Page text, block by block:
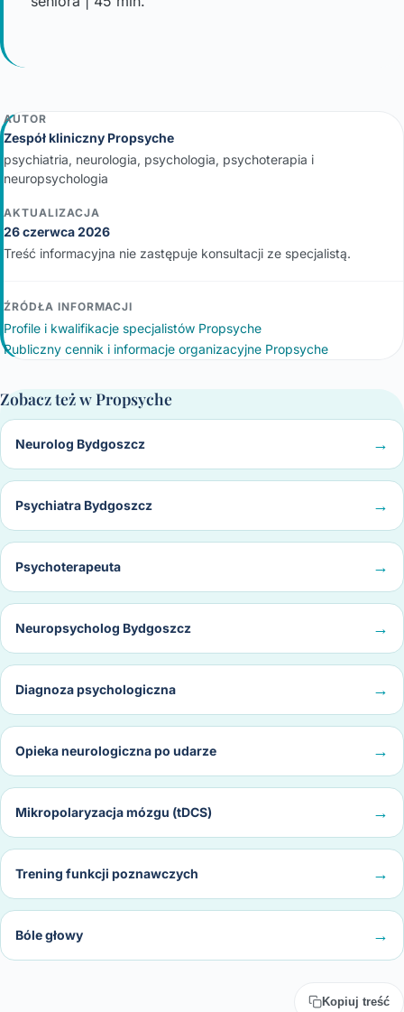
AUTOR
Zespół kliniczny Propsyche
psychiatria, neurologia, psychologia, psychoterapia i
neuropsychologia
AKTUALIZACJA
26 czerwca 2026
Treść informacyjna nie zastępuje konsultacji ze specjalistą.
ŹRÓDŁA INFORMACJI
Profile i kwalifikacje specjalistów Propsyche
Publiczny cennik i informacje organizacyjne Propsyche
Zobacz też w Propsyche
Neurolog Bydgoszcz
Psychiatra Bydgoszcz
Psychoterapeuta
Neuropsycholog Bydgoszcz
Diagnoza psychologiczna
Opieka neurologiczna po udarze
Mikropolaryzacja mózgu (tDCS)
Trening funkcji poznawczych
Bóle głowy
Kopiuj treść